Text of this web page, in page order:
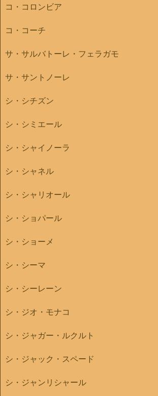
コ・コロンビア
コ・コーチ
サ・サルバトーレ・フェラガモ
サ・サントノーレ
シ・シチズン
シ・シミエール
シ・シャイノーラ
シ・シャネル
シ・シャリオール
シ・ショパール
シ・ショーメ
シ・シーマ
シ・シーレーン
シ・ジオ・モナコ
シ・ジャガー・ルクルト
シ・ジャック・スペード
シ・ジャンリシャール